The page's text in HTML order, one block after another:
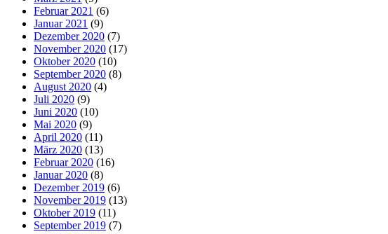
Februar 2021 (6)
Januar 2021 (9)
Dezember 2020 (7)
November 2020 (17)
Oktober 2020 (10)
September 2020 (8)
August 2020 (4)
Juli 2020 (9)
Juni 2020 (10)
Mai 2020 (9)
April 2020 (11)
März 2020 (13)
Februar 2020 (16)
Januar 2020 (8)
Dezember 2019 (6)
November 2019 (13)
Oktober 2019 (11)
September 2019 (7)